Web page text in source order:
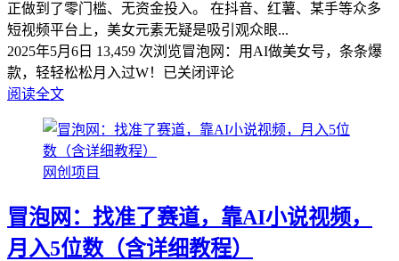
正做到了零门槛、无资金投入。 在抖音、红薯、某手等众多
短视频平台上，美女元素无疑是吸引观众眼...
2025年5月6日 13,459 次浏览冒泡网：用AI做美女号，条条爆
款，轻轻松松月入过W！ 已关闭评论
阅读全文
网创项目
冒泡网：找准了赛道，靠AI小说视频，
月入5位数（含详细教程）